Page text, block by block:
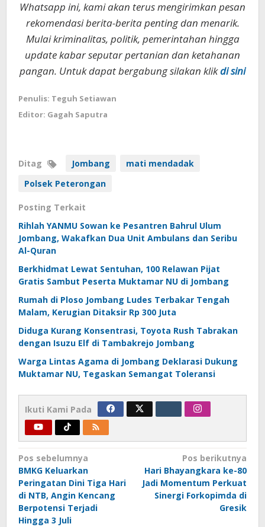
Whatsapp ini, kami akan terus mengirimkan pesan
rekomendasi berita-berita penting dan menarik.
Mulai kriminalitas, politik, pemerintahan hingga
update kabar seputar pertanian dan ketahanan
pangan. Untuk dapat bergabung silakan klikdi sini
Penulis: Teguh Setiawan
Editor: Gagah Saputra
Ditag Jombang
mati mendadak
Polsek Peterongan
Posting Terkait
Rihlah YANMU Sowan ke Pesantren Bahrul Ulum
Jombang, Wakafkan Dua Unit Ambulans dan Seribu
Al-Quran
Berkhidmat Lewat Sentuhan, 100 Relawan Pijat
Gratis Sambut Peserta Muktamar NU di Jombang
Rumah di Ploso Jombang Ludes Terbakar Tengah
Malam, Kerugian Ditaksir Rp 300 Juta
Diduga Kurang Konsentrasi, Toyota Rush Tabrakan
dengan Isuzu Elf di Tambakrejo Jombang
Warga Lintas Agama di Jombang Deklarasi Dukung
Muktamar NU, Tegaskan Semangat Toleransi
Ikuti Kami Pada
Navigasi
pos
Pos sebelumnya
BMKG Keluarkan
Peringatan Dini Tiga Hari
di NTB, Angin Kencang
Berpotensi Terjadi
Hingga 3 Juli
Pos berikutnya
Hari Bhayangkara ke-80
Jadi Momentum Perkuat
Sinergi Forkopimda di
Gresik